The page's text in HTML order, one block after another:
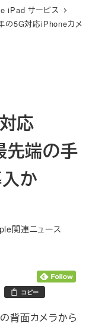
iPad サービス
の5G対応iPhoneカメ
応
先端の手
か
ー関連ニュース
コピー
背面カメラから